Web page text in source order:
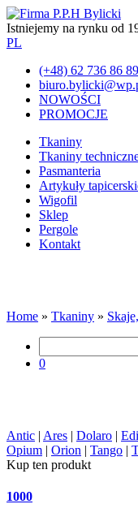
Istniejemy na rynku od
PL
(+48) 62 736 86 89
NOWOŚCI
PROMOCJE
Tkaniny
Tkaniny
Pasmanteria
Artykuły
Wigofil
Sklep
Pergole
Kontakt
Home » Tkaniny »
0
Antic | Ares | Dolaro | Edi
Opium | Orion | Tango |
Kup ten produkt
1000